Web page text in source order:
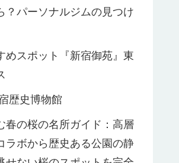
？パーソナルジムの見つけ
めスポット『新宿御苑』東
歴史博物館
春の桜の名所ガイド：高層
ラボから歴史ある公園の静